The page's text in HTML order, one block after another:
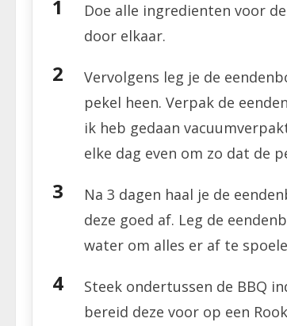
Doe alle ingredienten voor
door elkaar.
Vervolgens leg je de
pekel heen. Verpak de
ik heb gedaan
elke dag even om zo dat de
Na 3 dagen haal je de
deze goed af. Leg de
water om alles er af te
Steek ondertussen de BBQ
bereid deze voor op een